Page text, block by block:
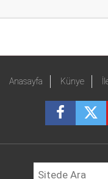
Anasayfa Künye